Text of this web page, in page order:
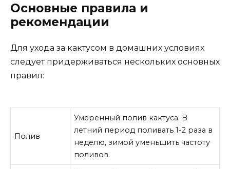
Основные правила и
рекомендации
Для ухода за кактусом в домашних условиях
следует придерживаться нескольких основных
правил:
Полив
Умеренный полив кактуса. В
летний период поливать 1-2 раза в
неделю, зимой уменьшить частоту
поливов.